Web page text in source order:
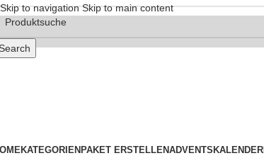
Skip to navigationSkip to main content
KATEGORIEN PAKET ERSTELLENADVENTSKALENDER